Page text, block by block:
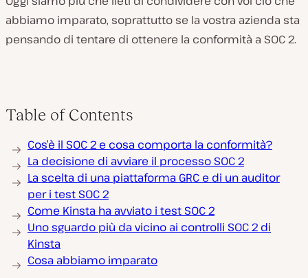
abbiamo imparato, soprattutto se la vostra azienda sta
pensando di tentare di ottenere la conformità a SOC 2.
Table of Contents
Cos’è il SOC 2 e cosa comporta la conformità?
La decisione di avviare il processo SOC 2
La scelta di una piattaforma GRC e di un auditor
per i test SOC 2
Come Kinsta ha avviato i test SOC 2
Uno sguardo più da vicino ai controlli SOC 2 di
Kinsta
Cosa abbiamo imparato